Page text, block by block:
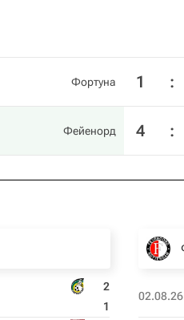
Фортуна 1 :
Фейенорд 4 :
2
1
02.08.26